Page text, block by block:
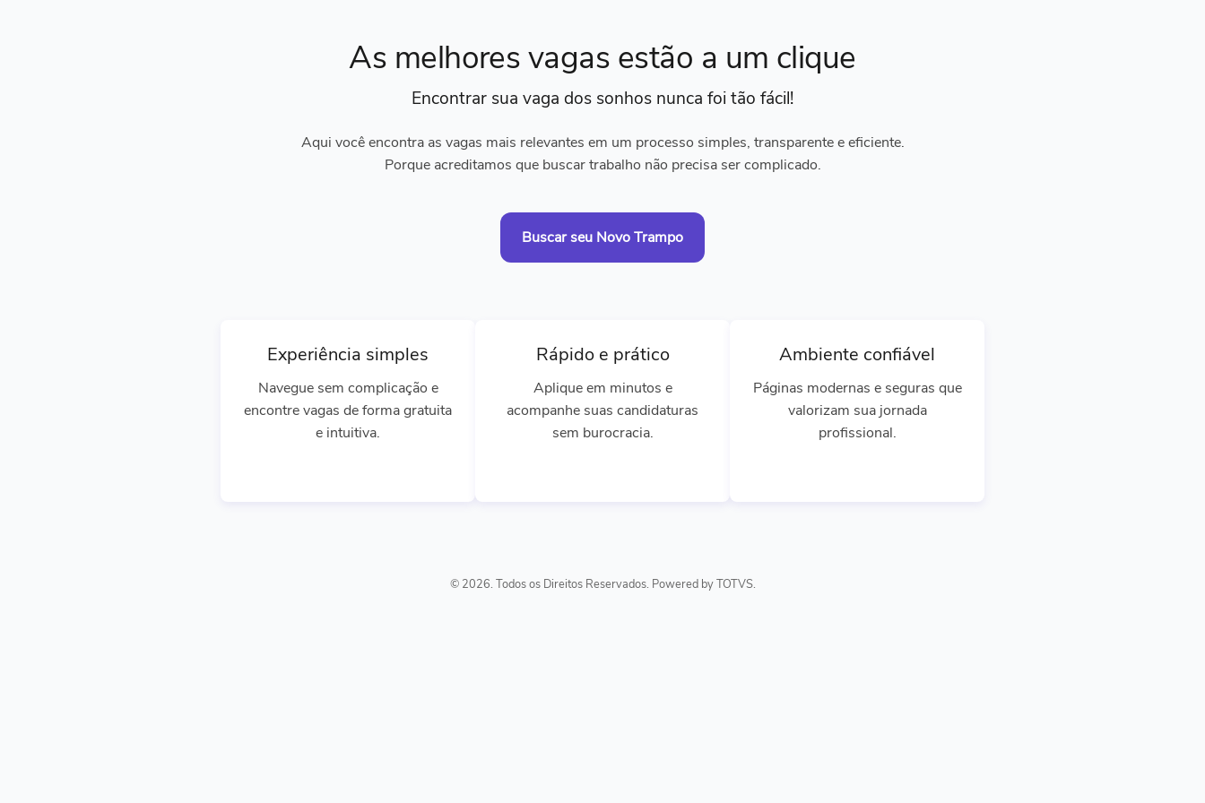
As melhores vagas estão a um clique
Encontrar sua vaga dos sonhos nunca foi tão fácil!
Aqui você encontra as vagas mais relevantes em um processo simples, transparente e eficiente.
Porque acreditamos que buscar trabalho não precisa ser complicado.
Buscar seu Novo Trampo
Experiência simples
Navegue sem complicação e
encontre vagas de forma gratuita
e intuitiva.
Rápido e prático
Aplique em minutos e
acompanhe suas candidaturas
sem burocracia.
Ambiente confiável
Páginas modernas e seguras que
valorizam sua jornada
profissional.
© 2026. Todos os Direitos Reservados. Powered by TOTVS.